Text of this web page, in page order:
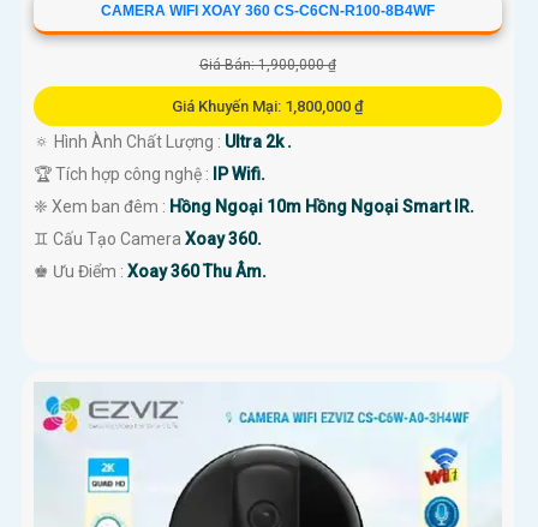
CAMERA WIFI XOAY 360 CS-C6CN-R100-8B4WF
Giá Bán: 1,900,000 ₫
Giá Khuyến Mại: 1,800,000 ₫
🔅 Hình Ành Chất Lượng : Ultra 2k .
🏆 Tích hợp công nghệ :
IP Wifi.
❈ Xem ban đêm : Hồng Ngoại 10m Hồng Ngoại Smart IR.
♊ Cấu Tạo Camera Xoay 360.
️♚ Ưu Điểm : Xoay 360 Thu Âm.